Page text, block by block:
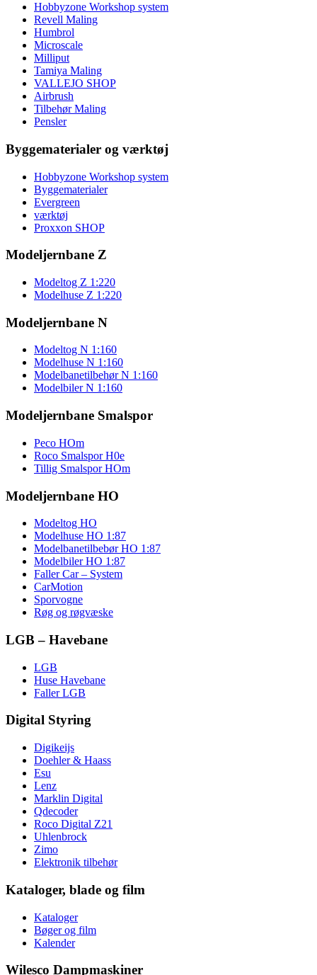
Hobbyzone Workshop system
Revell Maling
Humbrol
Microscale
Milliput
Tamiya Maling
VALLEJO SHOP
Airbrush
Tilbehør Maling
Pensler
Byggematerialer og værktøj
Hobbyzone Workshop system
Byggematerialer
Evergreen
værktøj
Proxxon SHOP
Modeljernbane Z
Modeltog Z 1:220
Modelhuse Z 1:220
Modeljernbane N
Modeltog N 1:160
Modelhuse N 1:160
Modelbanetilbehør N 1:160
Modelbiler N 1:160
Modeljernbane Smalspor
Peco HOm
Roco Smalspor H0e
Tillig Smalspor HOm
Modeljernbane HO
Modeltog HO
Modelhuse HO 1:87
Modelbanetilbebør HO 1:87
Modelbiler HO 1:87
Faller Car – System
CarMotion
Sporvogne
Røg og røgvæske
LGB – Havebane
LGB
Huse Havebane
Faller LGB
Digital Styring
Digikeijs
Doehler & Haass
Esu
Lenz
Marklin Digital
Qdecoder
Roco Digital Z21
Uhlenbrock
Zimo
Elektronik tilbehør
Kataloger, blade og film
Kataloger
Bøger og film
Kalender
Wilesco Dampmaskiner